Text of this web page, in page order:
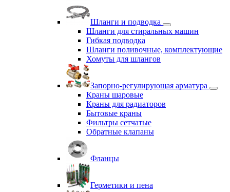
Шланги и подводка
Шланги для стиральных машин
Гибкая подводка
Шланги поливочные, комплектующие
Хомуты для шлангов
Запорно-регулирующая арматура
Краны шаровые
Краны для радиаторов
Бытовые краны
Фильтры сетчатые
Обратные клапаны
Фланцы
Герметики и пена